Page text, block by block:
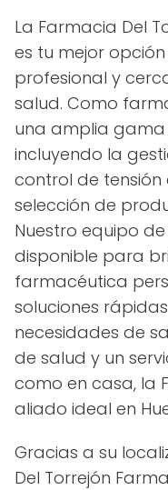
La Farmacia Del
es tu mejor
profesional y
salud. Como
una amplia gama
incluyendo la
control de
selección de
Nuestro equipo
disponible para
farmacéutica
soluciones
necesidades de
de salud y un
como en casa, la
aliado ideal en
Gracias a su
Del Torrejón